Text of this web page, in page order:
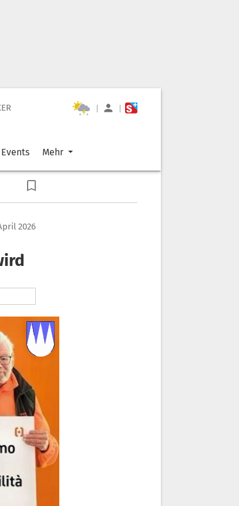
| |
Events Mehr
2026